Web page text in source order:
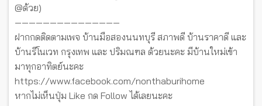
@ด้วย)
———————————————
ฝากกดติดตามเพจ บ้านมือสองนนทบุรี สภาพดี บ้านราคาดี และ
บ้านรีโนเวท กรุงเทพ และ ปริมณฑล ด้วยนะคะ มีบ้านใหม่เข้า
มาทุกอาทิตย์นะคะ
https://www.facebook.com/nonthaburihome
หากไม่เห็นปุ่ม Like กด Follow ได้เลยนะคะ